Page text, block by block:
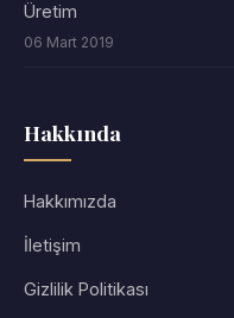
Üretim
06 Mart 2019
Hakkında
Hakkımızda
İletişim
Gizlilik Politikası